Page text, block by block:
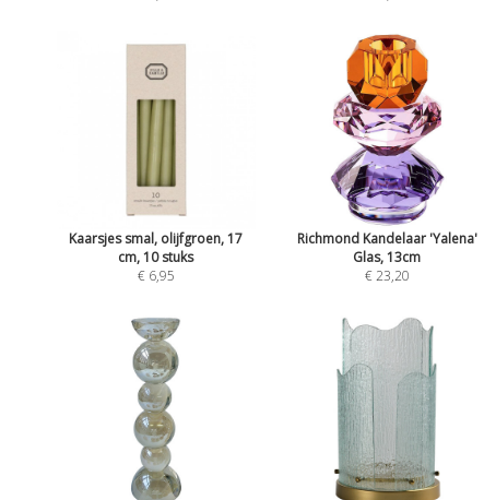
Kaarsjes smal, olijfgroen, 17
cm, 10 stuks
€ 6,95
Richmond Kandelaar 'Yalena'
Glas, 13cm
€ 23,20